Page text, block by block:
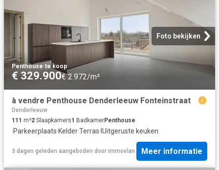
Foto bekijken
Penthouse·te koop
€ 329.900€ 2.972/m²
à vendre Penthouse Denderleeuw Fonteinstraat
Denderleeuw
111 m²2 Slaapkamers1 BadkamerPenthouse
·Parkeerplaats·Kelder·Terras· IUitgeruste keuken
3 dagen geleden aangeboden door immovlan Meer informatie